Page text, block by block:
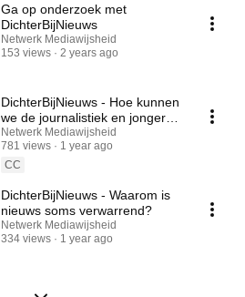
Ga op onderzoek met
DichterBijNieuws
Netwerk Mediawijsheid
153 views
2 years ago
DichterBijNieuws - Hoe kunnen
we de journalistiek en jongeren
verbinden?
Netwerk Mediawijsheid
781 views
1 year ago
CC
DichterBijNieuws - Waarom is
nieuws soms verwarrend?
Netwerk Mediawijsheid
334 views
1 year ago